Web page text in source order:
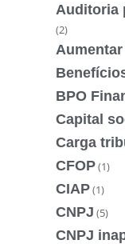
Auditoria
(2)
BPO
Capital
Carga
CFOP(1)
CIAP(1)
CNPJ (5)
CNPJ